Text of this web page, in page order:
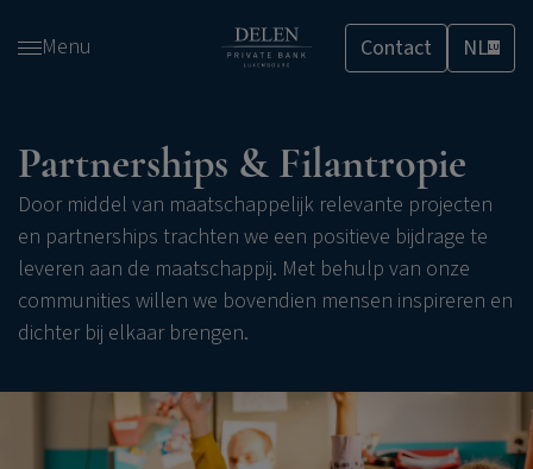
en
inhoud
gaan
Menu Contact NLLU
Partnerships & Filantropie
Door middel van maatschappelijk relevante projecten
en partnerships trachten we een positieve bijdrage te
leveren aan de maatschappij. Met behulp van onze
communities willen we bovendien mensen inspireren en
dichter bij elkaar brengen.